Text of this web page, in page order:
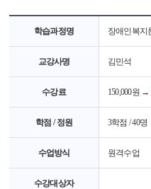
학습과정명 장애인복지
교강사명 김민석
수강료 150,000원 →
학점 / 정원 3학점 / 40명
수업방식 원격수업
수강대상자